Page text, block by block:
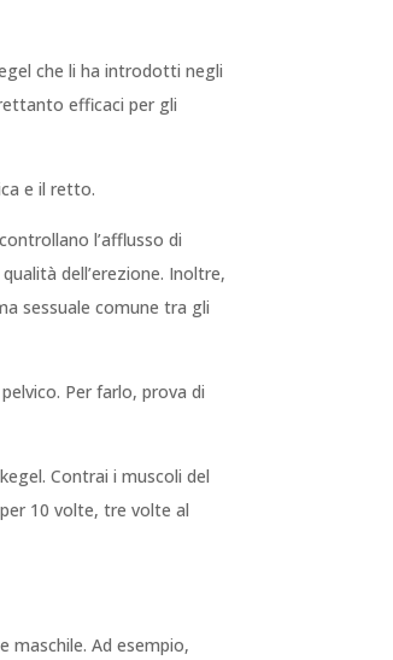
che li ha introdotti negli
efficaci per gli
e il retto.
l’afflusso di
dell’erezione. Inoltre,
sessuale comune tra gli
Per farlo, prova di
Contrai i muscoli del
10 volte, tre volte al
maschile. Ad esempio,